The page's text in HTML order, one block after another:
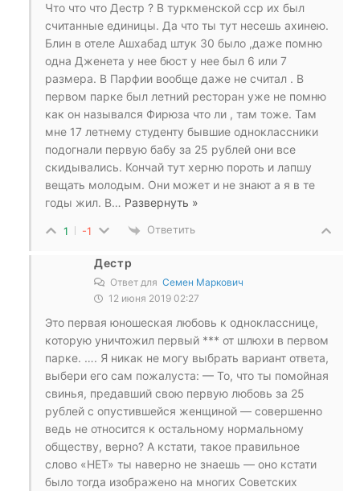
Что что что Дестр ? В туркменской сср их был
считанные единицы. Да что ты тут несешь ахинею.
Блин в отеле Ашхабад штук 30 было ,даже помню
одна Дженета у нее бюст у нее был 6 или 7
размера. В Парфии вообще даже не считал . В
первом парке был летний ресторан уже не помню
как он назывался Фирюза что ли , там тоже. Там
мне 17 летнему студенту бывшие одноклассники
подогнали первую бабу за 25 рублей они все
скидывались. Кончай тут херню пороть и лапшу
вещать молодым. Они может и не знают а я в те
годы жил. В… Развернуть »
1 -1 Ответить
Дестр
Ответ для Семен Маркович
12 июня 2019 02:27
Это первая юношеская любовь к однокласснице,
которую уничтожил первый *** от шлюхи в первом
парке. …. Я никак не могу выбрать вариант ответа,
выбери его сам пожалуста: — То, что ты помойная
свинья, предавший свою первую любовь за 25
рублей с опустившейся женщиной — совершенно
ведь не относится к остальному нормальному
обществу, верно? А кстати, такое правильное
слово «НЕТ» ты наверно не знаешь — оно кстати
было тогда изображено на многих Советских